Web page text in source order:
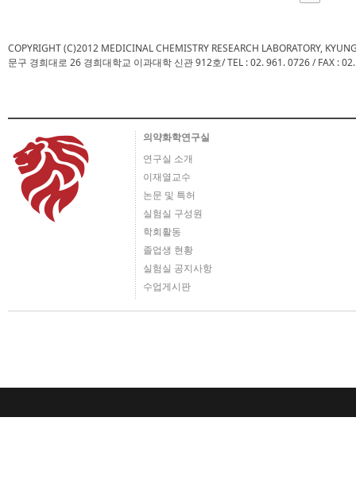
COPYRIGHT (C)2012 MEDICINAL CHEMISTRY RESEARCH LABORATORY,
문구 경희대로 26 경희대학교 이과대학 신관 912호/ TEL : 02. 961. 0726 / FAX :
의약화학연구실
연구실 소개
이재열교수
논문 및 특허
실험실 구성원
학회활동
졸업생 현황
실험실 공지사항
수업게시판